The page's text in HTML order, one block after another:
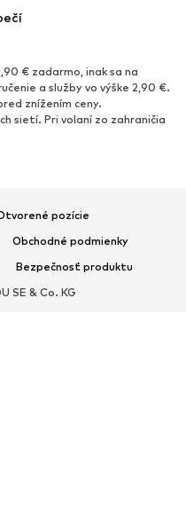
čižmy
€ zadarmo, inak sa na
a služby vo výške 2,90 €.
znížením ceny.
sietí. Pri volaní zo zahraničia
pozície
Obchodné podmienky
Bezpečnosť produktu
SE & Co. KG